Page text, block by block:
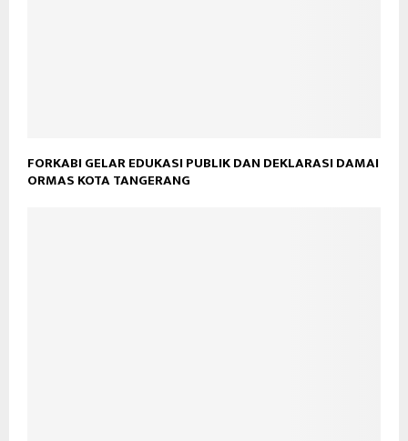
FORKABI GELAR EDUKASI PUBLIK DAN DEKLARASI DAMAI
ORMAS KOTA TANGERANG